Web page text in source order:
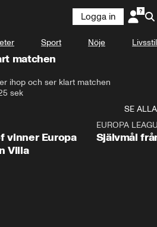
Logga in
Sport Nöje Livsstil
matchen
ihop och ser klart matchen
sek
SE ALLA
vinner Europa
Villa
EUROPA
Självmål